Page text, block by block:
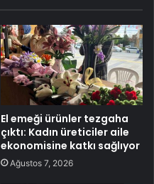
El emeği ürünler tezgaha
çıktı: Kadın üreticiler aile
ekonomisine katkı sağlıyor
Ağustos 7, 2026